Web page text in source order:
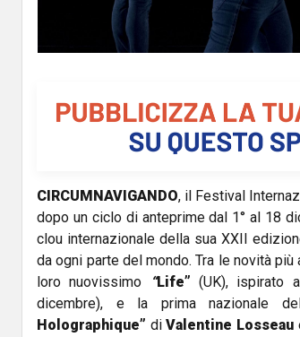
CIRCUMNAVIGANDO, il Festival
dopo un ciclo di anteprime dal 1° al 18
clou internazionale della sua XXII
da ogni parte del mondo. Tra le novità più
loro nuovissimo “Life” (UK), ispirato
dicembre), e la prima nazionale
Holographique” diValentine Losseau